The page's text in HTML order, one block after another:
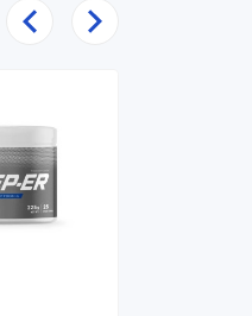
PoprzedniNastępny